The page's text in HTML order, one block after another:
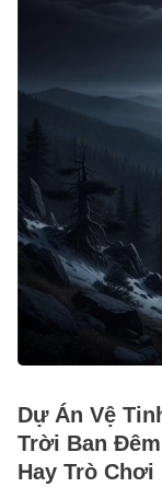
Dự Án Vệ
Trời Ban
Hay Trò